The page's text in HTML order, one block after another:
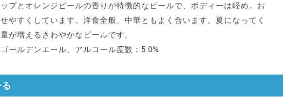
プとオレンジピールの香りが特徴的なビールで、ボディーは軽め。お
やすくしています。洋食全般、中華ともよく合います。夏になってく
が増えるさわやかなビールです。
ールデンエール、アルコール度数：5.0%